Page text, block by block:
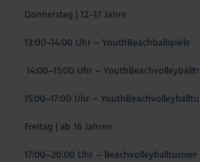
Donnerstag | 12–17 Jahre
13:00–14:00 Uhr – YouthBeachballspiele
14:00–15:00 Uhr –
15:00–17:00 Uhr –
Freitag | ab 16 Jahren
17:00–20:00 Uhr – Beachvolleyballturnier